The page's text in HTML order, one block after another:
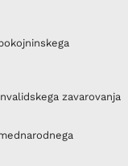
zavarovanja